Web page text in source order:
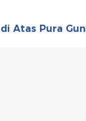
Atas Pura